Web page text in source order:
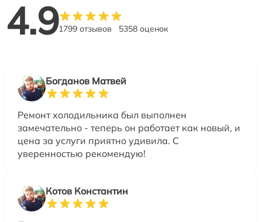
4.91799 отзывов 5358 оценок
Богданов Матвей
Ремонт холодильника был выполнен
замечательно - теперь он работает как новый, и
цена за услуги приятно удивила. С
уверенностью рекомендую!
Котов Константин